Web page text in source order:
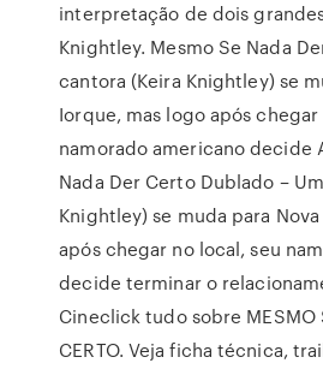
interpretação de dois
Knightley. Mesmo Se Nada
cantora (Keira Knightley) se
Iorque, mas logo após chegar
namorado americano decide
Nada Der Certo Dublado –
Knightley) se muda para
após chegar no local, seu
decide terminar o
Cineclick tudo sobre MESMO
CERTO. Veja ficha técnica,